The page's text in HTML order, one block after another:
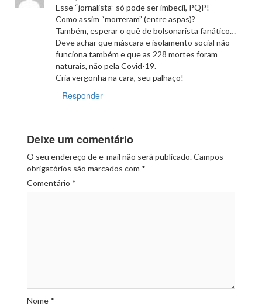
Esse “jornalista” só pode ser imbecil, PQP!
Como assim “morreram” (entre aspas)?
Também, esperar o quê de bolsonarista fanático…
Deve achar que máscara e isolamento social não
funciona também e que as 228 mortes foram
naturais, não pela Covid-19.
Cria vergonha na cara, seu palhaço!
Responder
Deixe um comentário
O seu endereço de e-mail não será publicado.Campos
obrigatórios são marcados com *
Comentário *
Nome *